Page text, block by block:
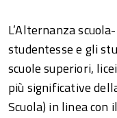
L’Alternanza
studentesse e gli
scuole superiori,
più significative
Scuola) in linea con